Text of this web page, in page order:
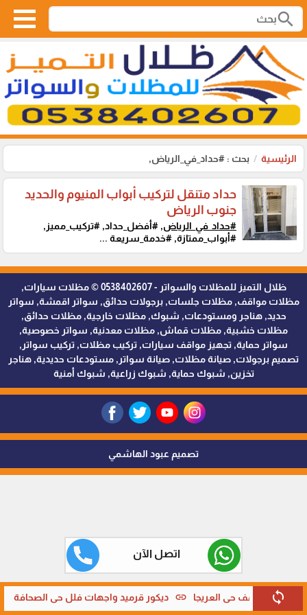
اتصل الآن
search
الرئيسية بحث : #حداد_في_الرياض,
sync
قرميد اسقف حي العريجا link ديكور قرميد واجهات فلل حي الصحافة
حداد متنقل لتركيب أبواب المنيوم والحديد
جنوب الرياض
#حداد_في_الرياض, #أفضل_حداد, #تركيب_مميز,
#أبواب_ممتازة, #خدمة_سريعة ...
ظلال التميز للمظلات والسواتر - 0538402607 © مظلات سيارات,
مظلات مواقف, مظلات جلسات, برجولات حدائق, سواتر اقمشة, سواتر
حديد, هناجر ومستودعات, شبوك, مظلات خارجية, مظلات حدائق,
مظلات خشبية, مظلات قماش, مظلات معدنية, سواتر خصوصية,
سواتر حماية, تجهيز مواقف سيارات, تركيب مظلات, تركيب سواتر,
تصميم برجولات, صيانة مظلات, صيانة سواتر, مستودعات حديدية, هناجر
تخزين, شبوك حماية, شبوك زراعية, شبوك أمنية
تصميم عبود الهاشمي